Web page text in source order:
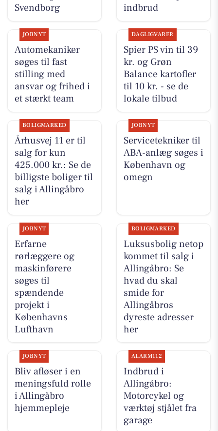
Svendborg
indbrud
JOBNYT
Automekaniker
søges til fast
stilling med
ansvar og frihed i
et stærkt team
DAGLIGVARER
Spier PS vin til 39
kr. og Grøn
Balance kartofler
til 10 kr. - se de
lokale tilbud
BOLIGMARKED
Århusvej 11 er til
salg for kun
425.000 kr.: Se de
billigste boliger til
salg i Allingåbro
her
JOBNYT
Servicetekniker til
ABA-anlæg søges i
København og
omegn
JOBNYT
Erfarne
rørlæggere og
maskinførere
søges til
spændende
projekt i
Københavns
Lufthavn
BOLIGMARKED
Luksusbolig netop
kommet til salg i
Allingåbro: Se
hvad du skal
smide for
Allingåbros
dyreste adresser
her
JOBNYT
Bliv afløser i en
meningsfuld rolle
i Allingåbro
hjemmepleje
ALARM112
Indbrud i
Allingåbro:
Motorcykel og
værktøj stjålet fra
garage